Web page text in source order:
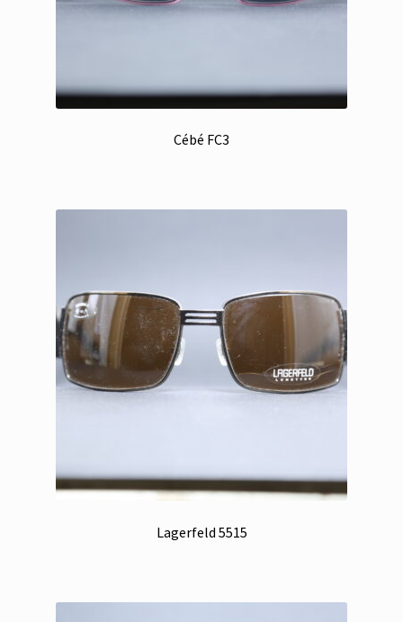
Cébé FC3
Lagerfeld 5515